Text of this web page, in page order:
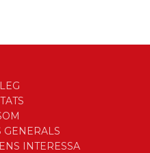
GENERALS
INTERESSA